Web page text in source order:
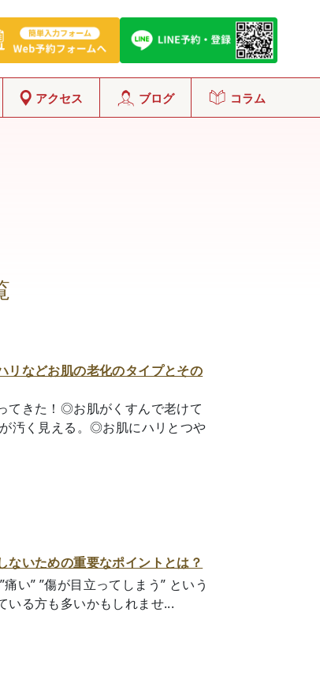
アクセス ブログ コラム
リなどお肌の老化のタイプとその
てきた！◎お肌がくすんで老けて
汚く見える。◎お肌にハリとつや
ないための重要なポイントとは？
い” ”傷が目立ってしまう” という
いる方も多いかもしれませ...